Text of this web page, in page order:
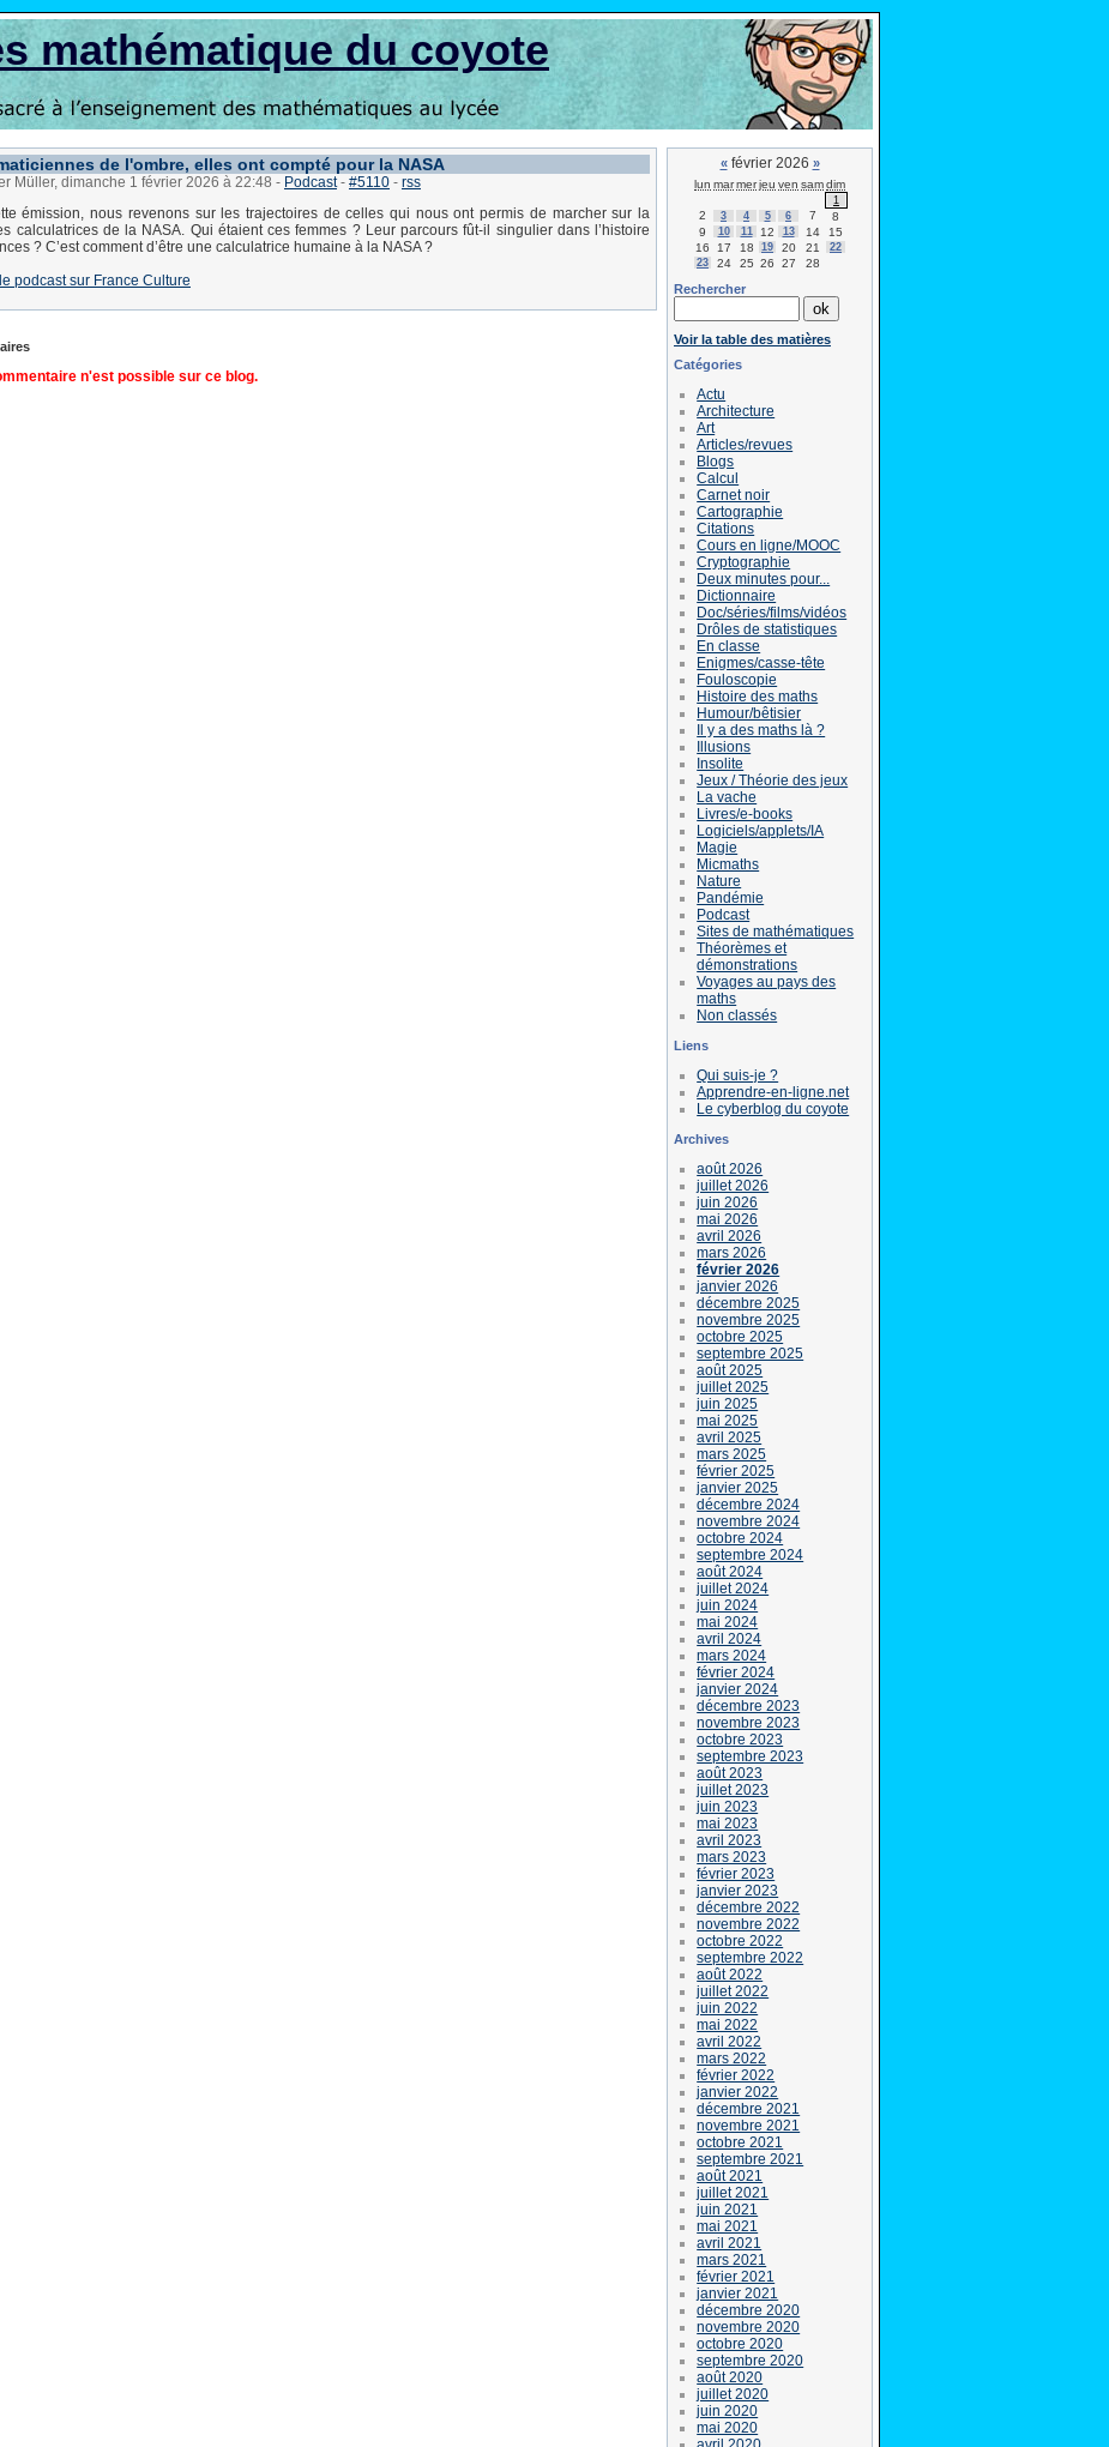
mathématique du coyote
de l'ombre, elles ont compté pour la NASA
Müller, dimanche 1 février 2026 à 22:48 - Podcast - #5110 - rss
émission, nous revenons sur les trajectoires de celles qui nous ont permis de marcher sur la
calculatrices de la NASA. Qui étaient ces femmes ? Leur parcours fût-il singulier dans l’histoire
? C’est comment d’être une calculatrice humaine à la NASA ?
podcast sur France Culture
n'est possible sur ce blog.
«février 2026 »
lun marmerjeu ven samdim
1
2 3 4 5 6 7
8
9
10 11 12 13 14
15
16
17 18 19 20 21
22
23
24 25 26 27 28
Rechercher
Voir la table des matières
Catégories
Actu
Architecture
Art
Articles/revues
Blogs
Calcul
Carnet noir
Cartographie
Citations
Cours en ligne/MOOC
Cryptographie
Deux minutes pour...
Dictionnaire
Doc/séries/films/vidéos
Drôles de statistiques
En classe
Enigmes/casse-tête
Fouloscopie
Histoire des maths
Humour/bêtisier
Il y a des maths là ?
Illusions
Insolite
Jeux / Théorie des jeux
La vache
Livres/e-books
Logiciels/applets/IA
Magie
Micmaths
Nature
Pandémie
Podcast
Sites de mathématiques
Théorèmes et
démonstrations
Voyages au pays des
maths
Non classés
Liens
Qui suis-je ?
Apprendre-en-ligne.net
Le cyberblog du coyote
Archives
août 2026
juillet 2026
juin 2026
mai 2026
avril 2026
mars 2026
février 2026
janvier 2026
décembre 2025
novembre 2025
octobre 2025
septembre 2025
août 2025
juillet 2025
juin 2025
mai 2025
avril 2025
mars 2025
février 2025
janvier 2025
décembre 2024
novembre 2024
octobre 2024
septembre 2024
août 2024
juillet 2024
juin 2024
mai 2024
avril 2024
mars 2024
février 2024
janvier 2024
décembre 2023
novembre 2023
octobre 2023
septembre 2023
août 2023
juillet 2023
juin 2023
mai 2023
avril 2023
mars 2023
février 2023
janvier 2023
décembre 2022
novembre 2022
octobre 2022
septembre 2022
août 2022
juillet 2022
juin 2022
mai 2022
avril 2022
mars 2022
février 2022
janvier 2022
décembre 2021
novembre 2021
octobre 2021
septembre 2021
août 2021
juillet 2021
juin 2021
mai 2021
avril 2021
mars 2021
février 2021
janvier 2021
décembre 2020
novembre 2020
octobre 2020
septembre 2020
août 2020
juillet 2020
juin 2020
mai 2020